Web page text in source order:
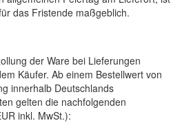
das Fristende maßgeblich.
der Ware bei Lieferungen
Käufer. Ab einem Bestellwert von
innerhalb Deutschlands
gelten die nachfolgenden
inkl. MwSt.):